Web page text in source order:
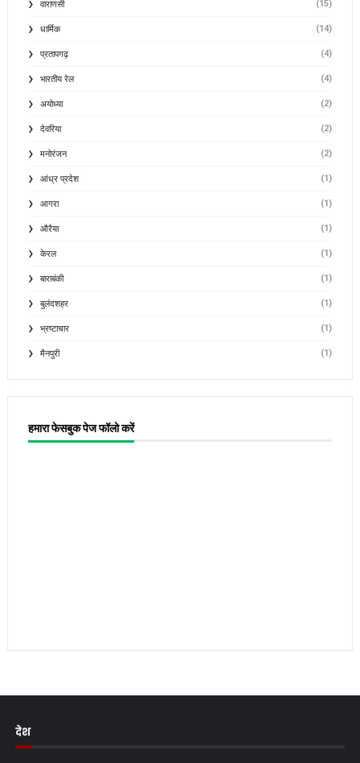
वाराणसी (15)
धार्मिक (14)
प्रतापगढ़ (4)
भारतीय रेल (4)
अयोध्या (2)
देवरिया (2)
मनोरंजन (2)
आंध्र प्रदेश (1)
आगरा (1)
औरैया (1)
केरल (1)
बाराबंकी (1)
बुलंदशहर (1)
भ्रष्टाचार (1)
मैनपुरी (1)
हमारा फेसबुक पेज फॉलो करें
देश